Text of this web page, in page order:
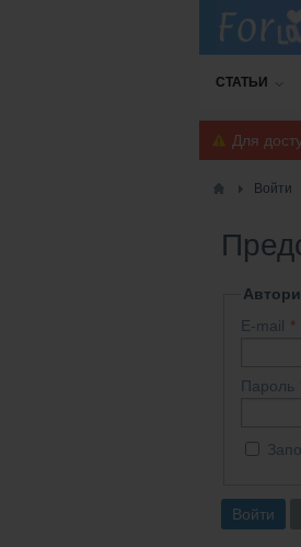
СТАТЬИ
Для
Войти
E-mail
Пароль
Войти